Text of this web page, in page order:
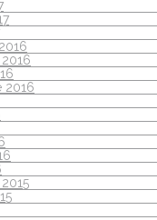
2016